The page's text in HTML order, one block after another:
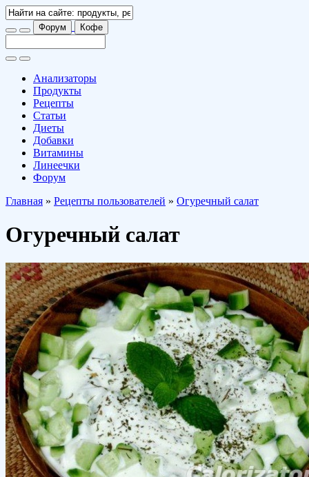
Форум Кофе
Анализаторы
Продукты
Рецепты
Статьи
Диеты
Добавки
Витамины
Линеечки
Форум
Главная » Рецепты пользователей » Огуречный салат
Огуречный салат